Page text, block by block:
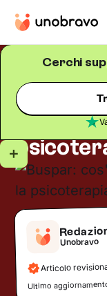
Cerchi
Buspar:
Unobravo
Articolo
Ultimo